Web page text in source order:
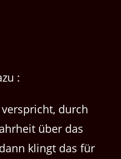
:
durch
über das
klingt das für